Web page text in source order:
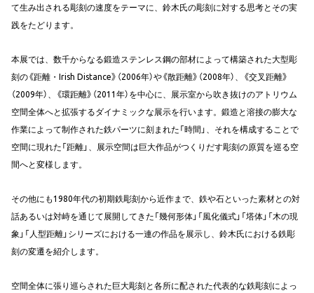
て生み出される彫刻の速度をテーマに、鈴木氏の彫刻に対する思考とその実
践をたどります。
本展では、数千からなる鍛造ステンレス鋼の部材によって構築された大型彫
刻の《距離・Irish Distance》（2006年）や《散距離》（2008年）、《交叉距離》
（2009年）、《環距離》（2011年）を中心に、展示室から吹き抜けのアトリウム
空間全体へと拡張するダイナミックな展示を行います。鍛造と溶接の膨大な
作業によって制作された鉄パーツに刻まれた「時間」、それを構成することで
空間に現れた「距離」、展示空間は巨大作品がつくりだす彫刻の原質を巡る空
間へと変様します。
その他にも1980年代の初期鉄彫刻から近作まで、鉄や石といった素材との対
話あるいは対峙を通じて展開してきた「幾何形体」「風化儀式」「塔体」「木の現
象」「人型距離」シリーズにおける一連の作品を展示し、鈴木氏における鉄彫
刻の変遷を紹介します。
空間全体に張り巡らされた巨大彫刻と各所に配された代表的な鉄彫刻によっ